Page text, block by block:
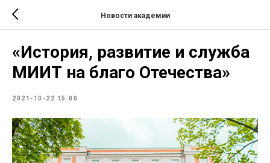
Новости академии
«История, развитие и служба
МИИТ на благо Отечества»
2021-10-22 15:00